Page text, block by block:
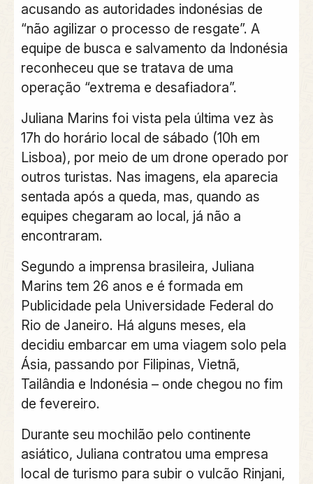
acusando as autoridades indonésias de
“não agilizar o processo de resgate”. A
equipe de busca e salvamento da Indonésia
reconheceu que se tratava de uma
operação “extrema e desafiadora”.
Juliana Marins foi vista pela última vez às
17h do horário local de sábado (10h em
Lisboa), por meio de um drone operado por
outros turistas. Nas imagens, ela aparecia
sentada após a queda, mas, quando as
equipes chegaram ao local, já não a
encontraram.
Segundo a imprensa brasileira, Juliana
Marins tem 26 anos e é formada em
Publicidade pela Universidade Federal do
Rio de Janeiro. Há alguns meses, ela
decidiu embarcar em uma viagem solo pela
Ásia, passando por Filipinas, Vietnã,
Tailândia e Indonésia – onde chegou no fim
de fevereiro.
Durante seu mochilão pelo continente
asiático, Juliana contratou uma empresa
local de turismo para subir o vulcão Rinjani,